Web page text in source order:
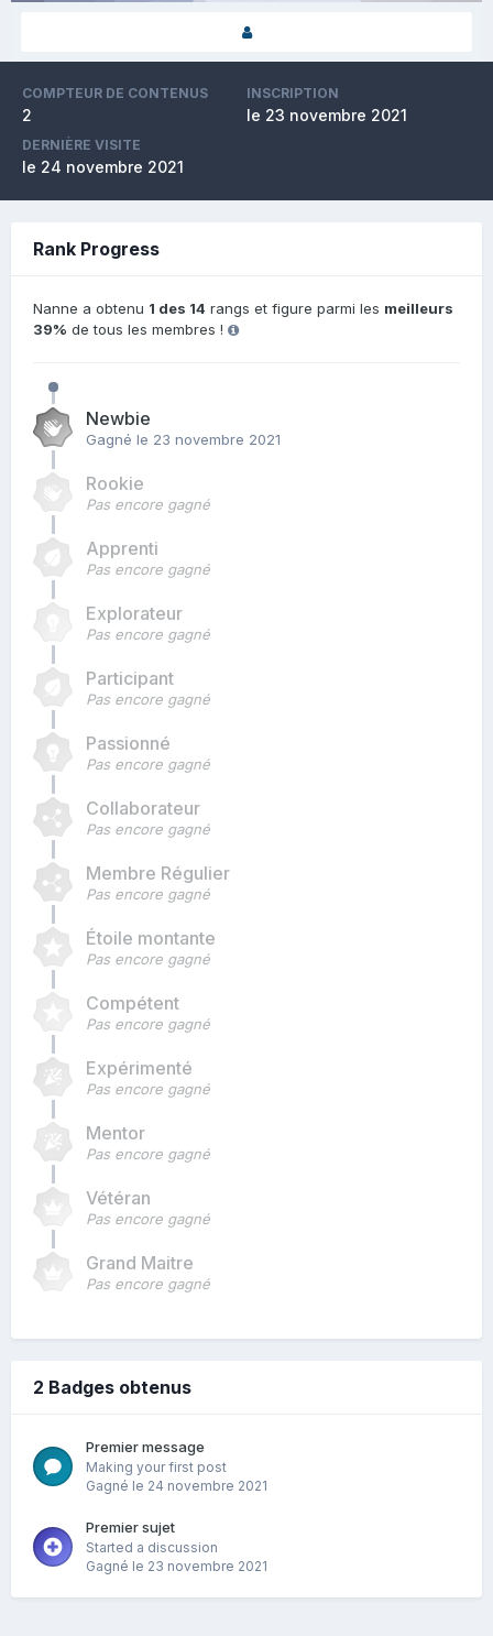
COMPTEUR DE CONTENUS
2
INSCRIPTION
le 23 novembre 2021
DERNIÈRE VISITE
le 24 novembre 2021
Rank Progress
Nanne a obtenu 1 des 14 rangs et figure parmi les meilleurs
39% de tous les membres !
Newbie
Gagné le 23 novembre 2021
Rookie
Pas encore gagné
Apprenti
Pas encore gagné
Explorateur
Pas encore gagné
Participant
Pas encore gagné
Passionné
Pas encore gagné
Collaborateur
Pas encore gagné
Membre Régulier
Pas encore gagné
Étoile montante
Pas encore gagné
Compétent
Pas encore gagné
Expérimenté
Pas encore gagné
Mentor
Pas encore gagné
Vétéran
Pas encore gagné
Grand Maitre
Pas encore gagné
2 Badges obtenus
Premier message
Making your first post
Gagné le 24 novembre 2021
Premier sujet
Started a discussion
Gagné le 23 novembre 2021